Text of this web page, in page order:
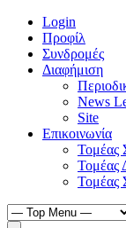
Login
Προφίλ
Συνδρομές
Διαφήμιση
News
Site
Επικοινωνία
Τομέας
Τομέας
Τομέας